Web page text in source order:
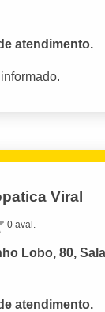
atendimento.
Viral
0 aval.
Lobo, 80,
atendimento.